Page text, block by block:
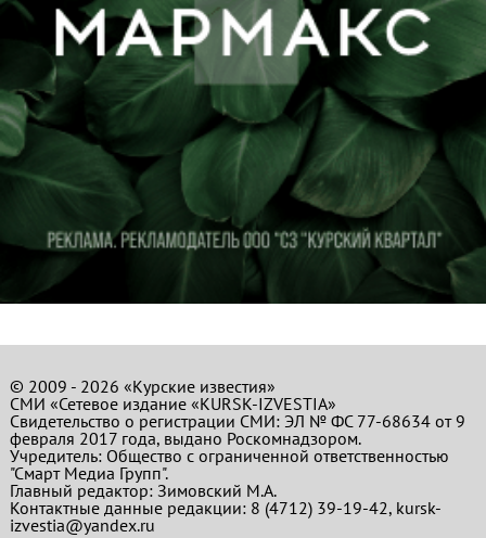
© 2009 - 2026 «Курские известия»
СМИ «Сетевое издание «KURSK-IZVESTIA»
Свидетельство о регистрации СМИ: ЭЛ № ФС 77-68634 от 9
февраля 2017 года, выдано Роскомнадзором.
Учредитель: Общество с ограниченной ответственностью
"Смарт Медиа Групп".
Главный редактор:Зимовский М.А.
Контактные данные редакции: 8 (4712) 39-19-42, kursk-
izvestia@yandex.ru